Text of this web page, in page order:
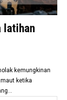
latihan
kemungkinan
ketika